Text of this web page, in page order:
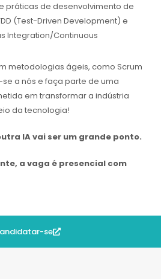
práticas de desenvolvimento de
(Test-Driven Development) e
Integration/Continuous
metodologias ágeis, como Scrum
a nós e faça parte de uma
em transformar a indústria
da tecnologia!
IA vai ser um grande ponto.
a vaga é presencial com
se